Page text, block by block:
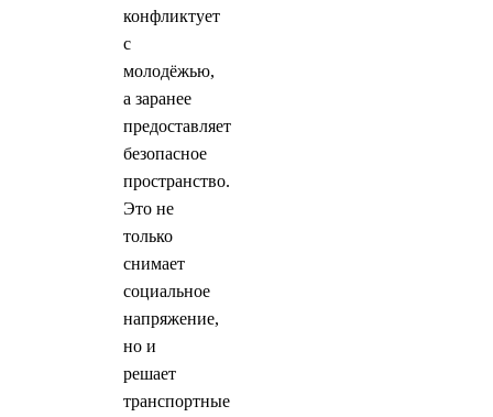
конфликтует
с
молодёжью,
а заранее
предоставляет
безопасное
пространство.
Это не
только
снимает
социальное
напряжение,
но и
решает
транспортные